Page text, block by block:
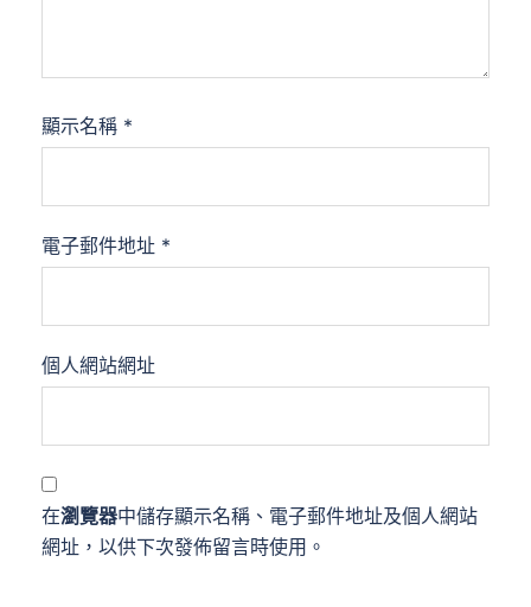
顯示名稱 *
電子郵件地址 *
個人網站網址
在瀏覽器中儲存顯示名稱、電子郵件地址及個人網站
網址，以供下次發佈留言時使用。